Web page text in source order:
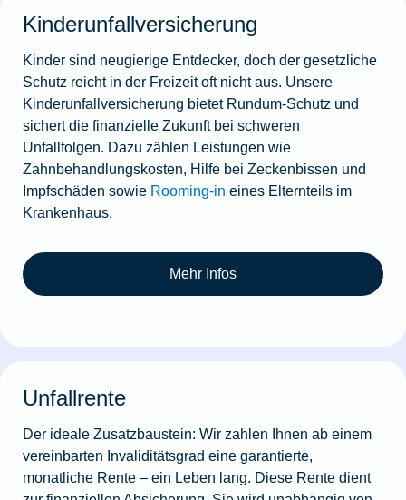
Kinderunfallversicherung
Kinder sind neugierige Entdecker, doch der gesetzliche
Schutz reicht in der Freizeit oft nicht aus. Unsere
Kinderunfallversicherung bietet Rundum-Schutz und
sichert die finanzielle Zukunft bei schweren
Unfallfolgen. Dazu zählen Leistungen wie
Zahnbehandlungskosten, Hilfe bei Zeckenbissen und
Impfschäden sowie Rooming-in eines Elternteils im
Krankenhaus.
Mehr Infos
Unfallrente
Der ideale Zusatzbaustein: Wir zahlen Ihnen ab einem
vereinbarten Invaliditätsgrad eine garantierte,
monatliche Rente – ein Leben lang. Diese Rente dient